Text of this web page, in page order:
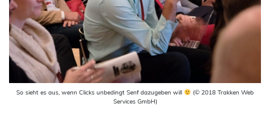
So sieht es aus, wenn Clicks unbedingt Senf dazugeben will
(© 2018 Trakken Web
Services GmbH)